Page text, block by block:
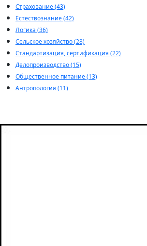
Страхование (43)
Естествознание (42)
Логика (36)
Сельское хозяйство (28)
Стандартизация, сертификация (22)
Делопроизводство (15)
Общественное питание (13)
Антропология (11)